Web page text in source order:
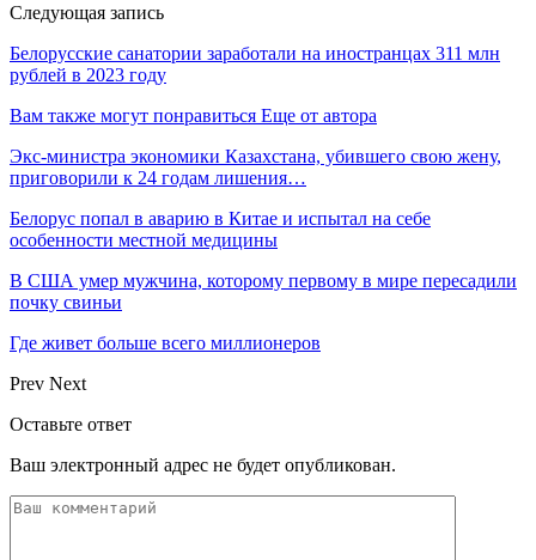
Следующая запись
Белорусские санатории заработали на иностранцах 311 млн
рублей в 2023 году
Вам также могут понравиться Еще от автора
Экс-министра экономики Казахстана, убившего свою жену,
приговорили к 24 годам лишения…
Белорус попал в аварию в Китае и испытал на себе
особенности местной медицины
В США умер мужчина, которому первому в мире пересадили
почку свиньи
Где живет больше всего миллионеров
Prev Next
Оставьте ответ
Ваш электронный адрес не будет опубликован.